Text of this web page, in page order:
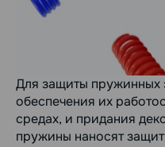
Для защиты пружинных
обеспечения их
средах, и придания
пружины наносят